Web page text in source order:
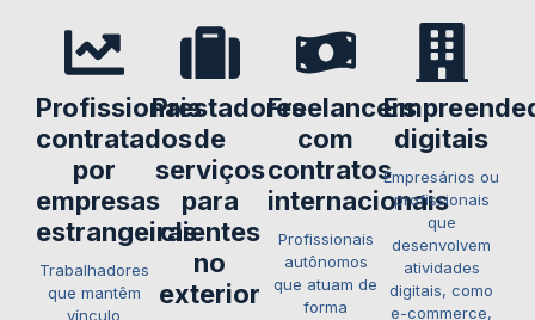
Profissionais
contratados
por
empresas
estrangeiras
Trabalhadores
que mantêm
vínculo
Prestadores
de
serviços
para
clientes
no
exterior
Freelancers
com
contratos
internacionais
Profissionais
autônomos
que atuam de
forma
digitais
Empresários ou
profissionais
que
desenvolvem
atividades
digitais, como
e-commerce,